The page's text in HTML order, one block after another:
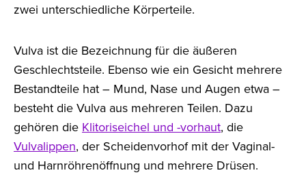
zwei unterschiedliche Körperteile.
Vulva ist die Bezeichnung für die äußeren
Geschlechtsteile. Ebenso wie ein Gesicht mehrere
Bestandteile hat – Mund, Nase und Augen etwa –
besteht die Vulva aus mehreren Teilen. Dazu
gehören die Klitoriseichel und -vorhaut, die
Vulvalippen, der Scheidenvorhof mit der Vaginal-
und Harnröhrenöffnung und mehrere Drüsen.